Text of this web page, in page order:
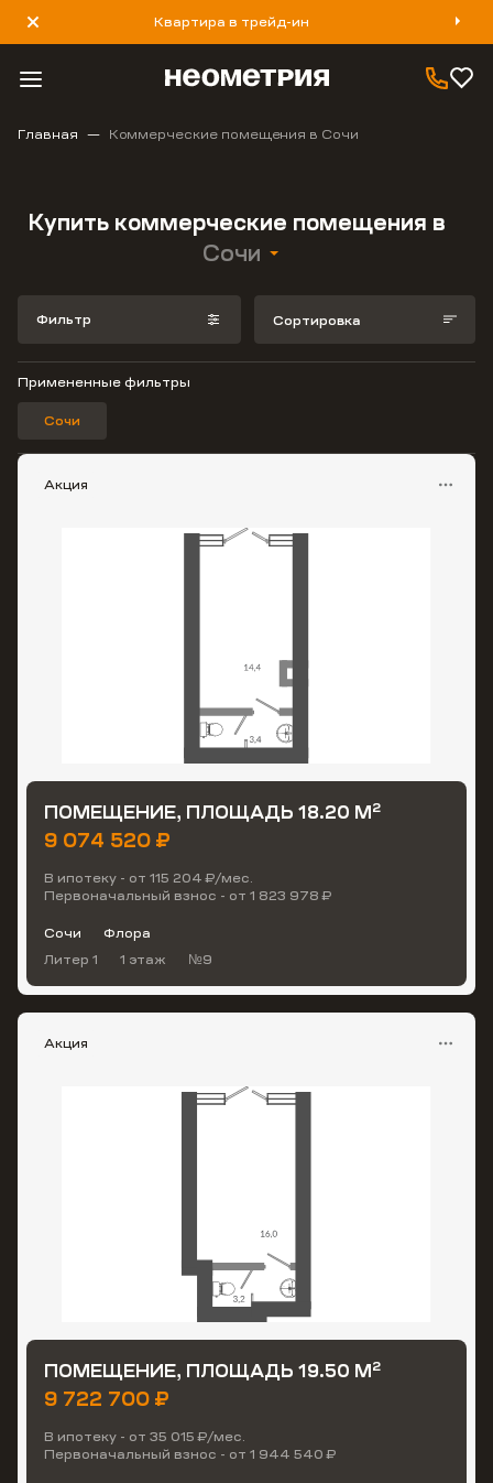
Квартира в трейд-ин
8 800 777 40 93
Главная Коммерческие помещения в Сочи
Купить коммерческие помещения в
Сочи
Фильтр Сортировка
Примененные фильтры
Сочи
Акция
ПОМЕЩЕНИЕ, ПЛОЩАДЬ 18.20 М2
9 074 520 ₽
В ипотеку - от 115 204 ₽/мес.
Первоначальный взнос - от 1 823 978 ₽
Сочи
Флора
Литер 1
1 этаж №9
Акция
ПОМЕЩЕНИЕ, ПЛОЩАДЬ 19.50 М2
9 722 700 ₽
В ипотеку - от 35 015 ₽/мес.
Первоначальный взнос - от 1 944 540 ₽